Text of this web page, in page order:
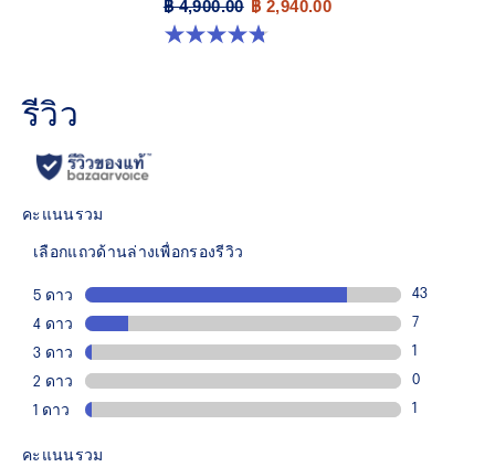
฿ 4,900.00 ฿ 2,940.00
4.8 จาก 5 ดาว 501 รีวิว